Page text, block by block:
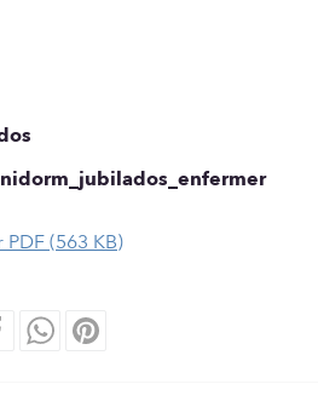
(563 KB)